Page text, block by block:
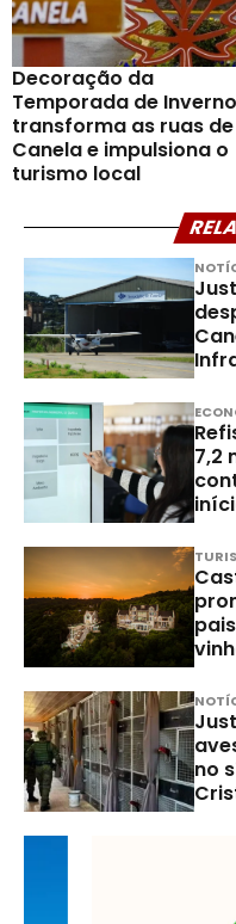
Decoração da
Temporada de Inverno
transforma as ruas de
Canela e impulsiona o
turismo local
7,2
no